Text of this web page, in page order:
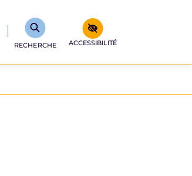
RECHERCHE ACCESSIBILITÉ